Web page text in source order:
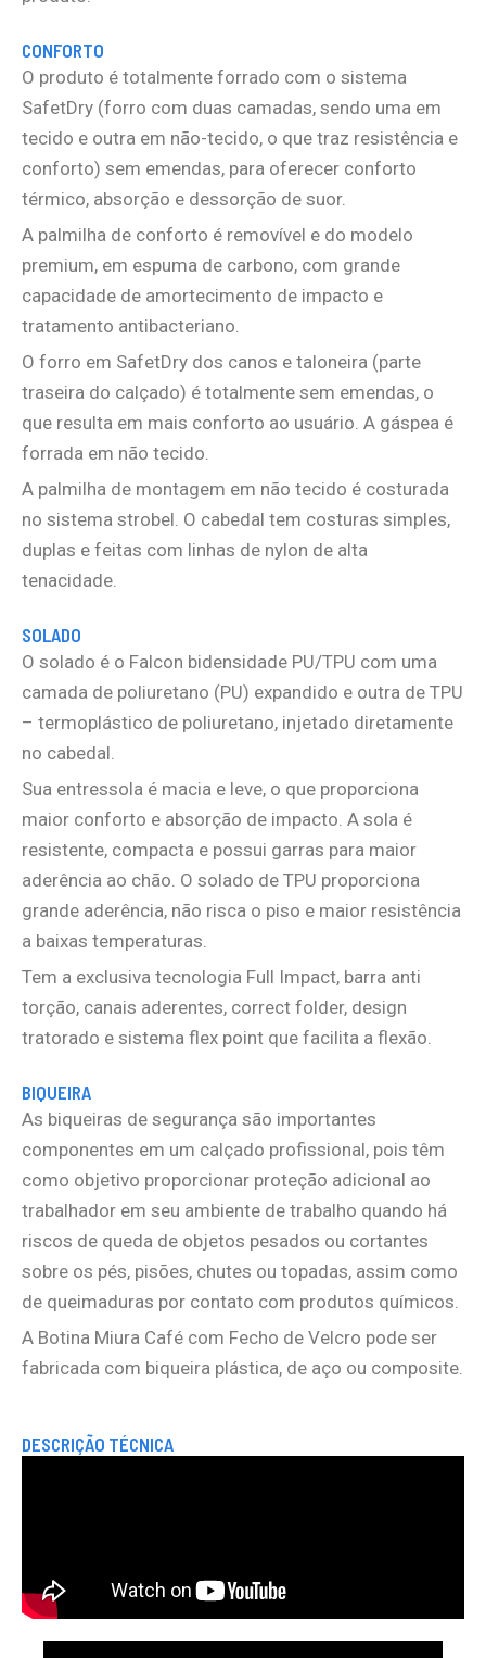
CONFORTO
O produto é totalmente forrado com o sistema
SafetDry (forro com duas camadas, sendo uma em
tecido e outra em não-tecido, o que traz resistência e
conforto) sem emendas, para oferecer conforto
térmico, absorção e dessorção de suor.
A palmilha de conforto é removível e do modelo
premium, em espuma de carbono, com grande
capacidade de amortecimento de impacto e
tratamento antibacteriano.
O forro em SafetDry dos canos e taloneira (parte
traseira do calçado) é totalmente sem emendas, o
que resulta em mais conforto ao usuário. A gáspea é
forrada em não tecido.
A palmilha de montagem em não tecido é costurada
no sistema strobel. O cabedal tem costuras simples,
duplas e feitas com linhas de nylon de alta
tenacidade.
SOLADO
O solado é o Falcon bidensidade PU/TPU com uma
camada de poliuretano (PU) expandido e outra de TPU
– termoplástico de poliuretano, injetado diretamente
no cabedal.
Sua entressola é macia e leve, o que proporciona
maior conforto e absorção de impacto. A sola é
resistente, compacta e possui garras para maior
aderência ao chão. O solado de TPU proporciona
grande aderência, não risca o piso e maior resistência
a baixas temperaturas.
Tem a exclusiva tecnologia Full Impact, barra anti
torção, canais aderentes, correct folder, design
tratorado e sistema flex point que facilita a flexão.
BIQUEIRA
As biqueiras de segurança são importantes
componentes em um calçado profissional, pois têm
como objetivo proporcionar proteção adicional ao
trabalhador em seu ambiente de trabalho quando há
riscos de queda de objetos pesados ou cortantes
sobre os pés, pisões, chutes ou topadas, assim como
de queimaduras por contato com produtos químicos.
A Botina Miura Café com Fecho de Velcro pode ser
fabricada com biqueira plástica, de aço ou composite.
DESCRIÇÃO TÉCNICA